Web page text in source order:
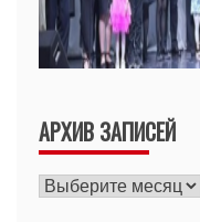
АРХИВ ЗАПИСЕЙ
Архив